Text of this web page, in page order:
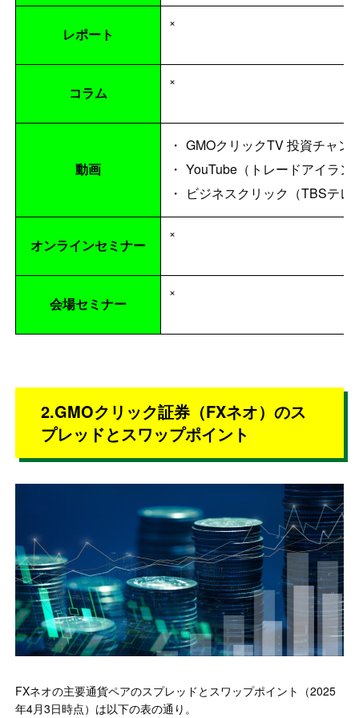
レポート
×
コラム
×
動画
GMOクリックTV 投資チャン
YouTube（トレードアイラン
ビジネスクリック（TBSテレ
オンラインセミナー
×
会場セミナー
×
2.GMOクリック証券（FXネオ）のス
プレッドとスワップポイント
FXネオの主要通貨ペアのスプレッドとスワップポイント（2025
年4月3日時点）は以下の表の通り。